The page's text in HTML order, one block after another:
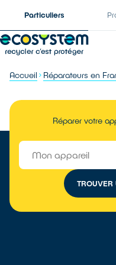
Particuliers
Accueil Réparateurs en
Réparer votre
TROUVER